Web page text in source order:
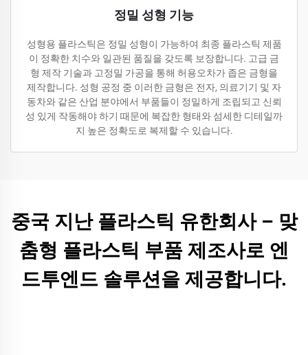
정밀 성형 기능
성형용 플라스틱은 정밀 성형이 가능하여 최종 플라스틱 제품
이 정확한 치수와 일관된 품질을 갖도록 보장합니다. 고급 금
형 제작 기술과 고정밀 가공을 통해 허용오차가 좁은 금형을
제작합니다. 성형 공정 중 이러한 금형은 전자, 의료기기 및 자
동차와 같은 산업 분야에서 부품들이 정밀하게 조립되고 신뢰
성 있게 작동해야 하기 때문에 복잡한 형태와 섬세한 디테일까
지 높은 정확도로 복제할 수 있습니다.
중국 지난 플라스틱 유한회사 – 맞
춤형 플라스틱 부품 제조사로 엔
드투엔드 솔루션을 제공합니다.